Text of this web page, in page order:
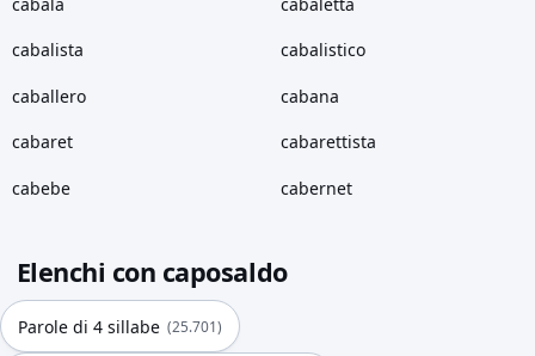
cabalista cabalistico
caballero cabana
cabaret cabarettista
cabebe cabernet
Elenchi con caposaldo
Parole di 4 sillabe (25.701)